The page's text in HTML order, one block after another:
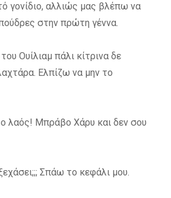
γονίδιο, αλλιώς μας βλέπω να
στην πρώτη γέννα.
Ουίλιαμ πάλι κίτρινα δε
Ελπίζω να μην το
λαός! Μπράβο Χάρυ και δεν σου
Σπάω το κεφάλι μου.